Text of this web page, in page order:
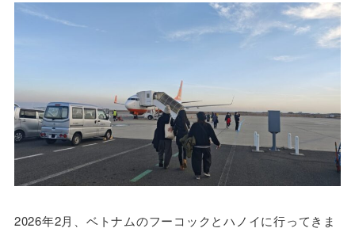
2026年2月、ベトナムのフーコックとハノイに行ってきま